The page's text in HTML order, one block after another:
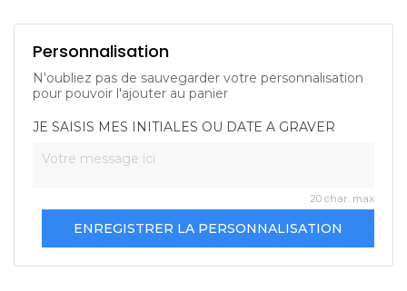
Personnalisation
N'oubliez pas de sauvegarder votre personnalisation
pour pouvoir l'ajouter au panier
JE SAISIS MES INITIALES OU DATE A GRAVER
20 char. max
ENREGISTRER LA PERSONNALISATION